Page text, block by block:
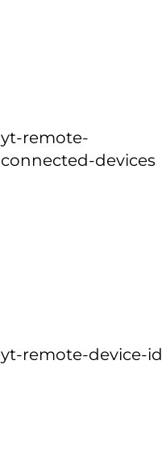
yt-remote-
connected-devices
yt-remote-device-id